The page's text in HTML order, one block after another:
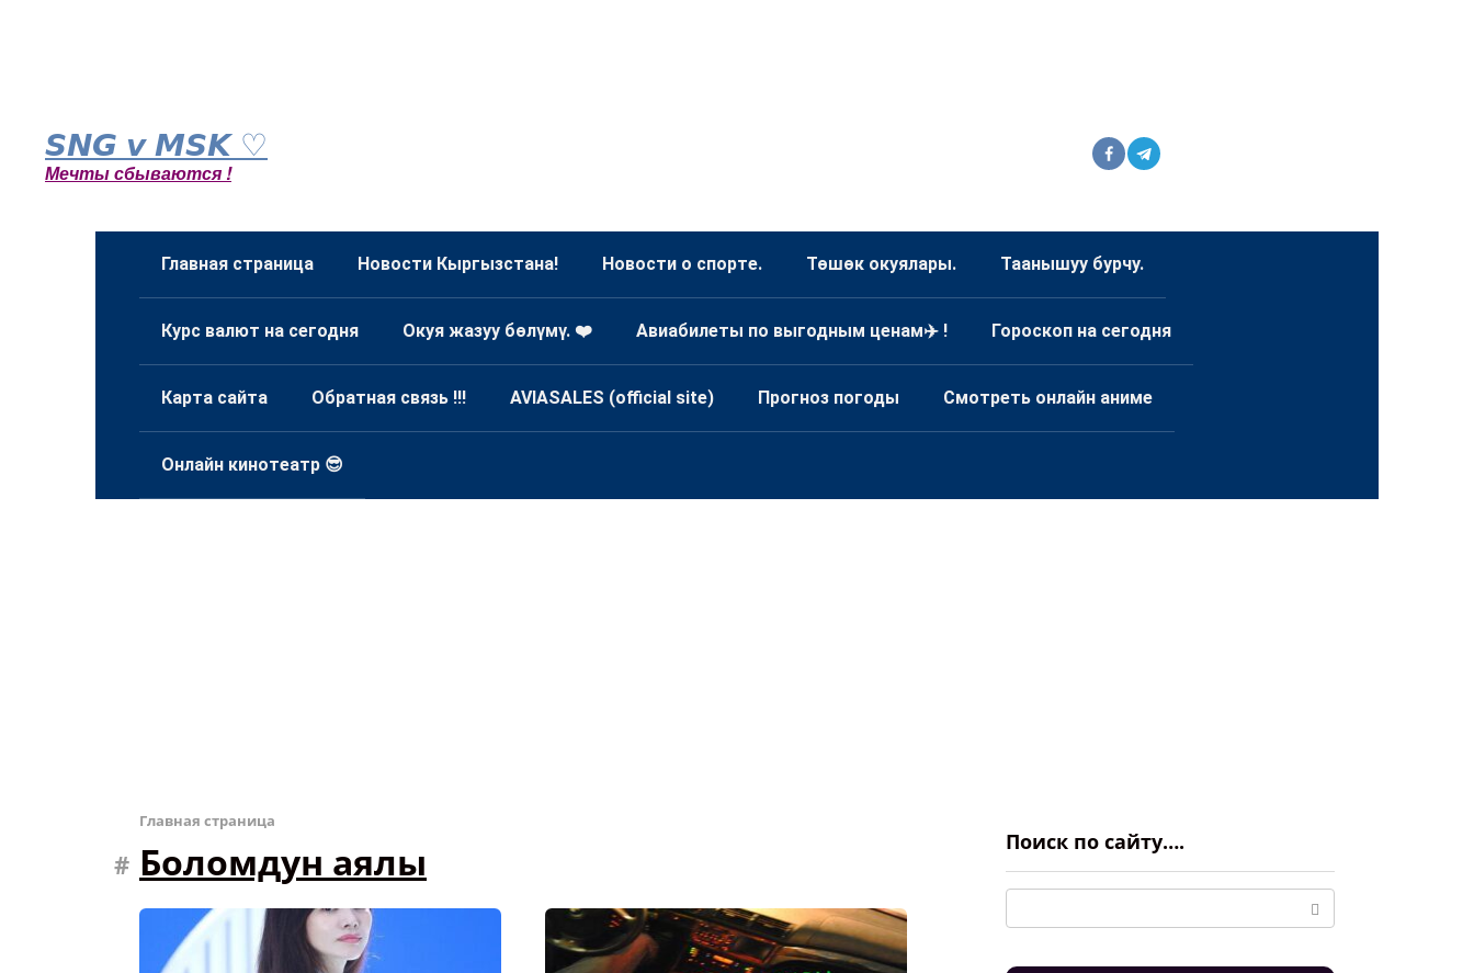
контенту𝙎𝙉𝙂 𝙫 𝙈𝙎𝙆 ♡
Мечты сбываются !
Главная страница Новости Кыргызстана! Новости о спорте. Төшөк окуялары. Таанышуу бурчу.
Курс валют на сегодня Окуя жазуу бөлүмү. ❤️ Авиабилеты по выгодным ценам✈️ ! Гороскоп на сегодня
Карта сайта Обратная связь !!! AVIASALES (official site) Прогноз погоды Смотреть онлайн аниме
Онлайн кинотеатр 😎
Главная страница
Боломдун аялы Поиск по сайту….